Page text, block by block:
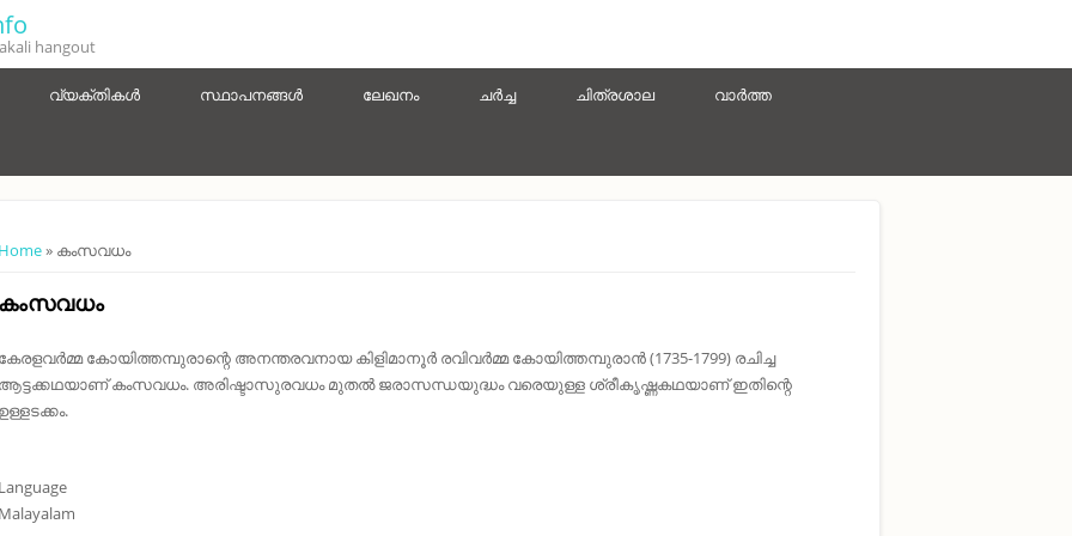
hangout
വ്യക്തികൾ സ്ഥാപനങ്ങൾ ലേഖനം ചർച്ച ചിത്രശാല വാർത്ത
You are here
Home» കംസവധം
കംസവധം
കേരളവർമ്മ കോയിത്തമ്പുരാന്റെ അനന്തരവനായ കിളിമാനൂർ രവിവർമ്മ കോയിത്തമ്പുരാൻ (1735-1799) രചിച്ച
ആട്ടക്കഥയാണ് കംസവധം. അരിഷ്ടാസുരവധം മുതൽ ജരാസന്ധയുദ്ധം വരെയുള്ള ശ്രീകൃഷ്ണകഥയാണ് ഇതിന്റെ
ഉള്ളടക്കം.
Language
Malayalam